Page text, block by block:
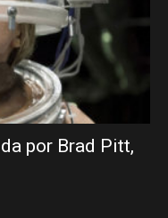
por Brad Pitt,